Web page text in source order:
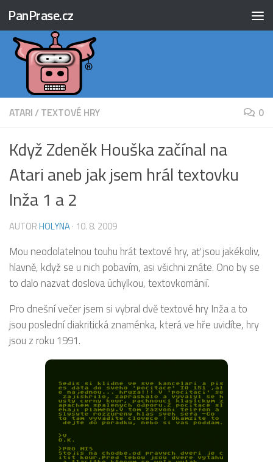
Skip to content
PanPrase.cz
ATARI/TEXTOVÉ HRY 0
Když Zdeněk Houška začínal na
Atari aneb jak jsem hrál textovku
Inža 1 a 2
AUTORHOLYNA· 10. 8. 2009
Mou neodolatelnou touhu hrát textové hry, ať jsou jakékoliv,
hlavně, když se u nich pobavím, asi všichni znáte. Ono by se
to dalo nazvat doslova úchylkou, textovkománií.
Pro dnešní večer jsem si vybral dvě textové hry Inža a to
jsou poslední diakritická znaménka, která ve hře uvidíte, hry
jsou z roku 1991.